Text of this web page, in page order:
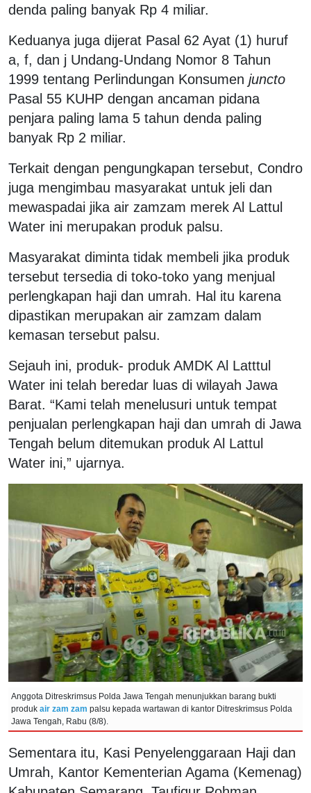
denda paling banyak Rp 4 miliar.
Keduanya juga dijerat Pasal 62 Ayat (1) huruf
a, f, dan j Undang-Undang Nomor 8 Tahun
1999 tentang Perlindungan Konsumen juncto
Pasal 55 KUHP dengan ancaman pidana
penjara paling lama 5 tahun denda paling
banyak Rp 2 miliar.
Terkait dengan pengungkapan tersebut, Condro
juga mengimbau masyarakat untuk jeli dan
mewaspadai jika air zamzam merek Al Lattul
Water ini merupakan produk palsu.
Masyarakat diminta tidak membeli jika produk
tersebut tersedia di toko-toko yang menjual
perlengkapan haji dan umrah. Hal itu karena
dipastikan merupakan air zamzam dalam
kemasan tersebut palsu.
Sejauh ini, produk- produk AMDK Al Latttul
Water ini telah beredar luas di wilayah Jawa
Barat. “Kami telah menelusuri untuk tempat
penjualan perlengkapan haji dan umrah di Jawa
Tengah belum ditemukan produk Al Lattul
Water ini,” ujarnya.
Anggota Ditreskrimsus Polda Jawa Tengah menunjukkan barang bukti
produk air zam zam palsu kepada wartawan di kantor Ditreskrimsus Polda
Jawa Tengah, Rabu (8/8).
Sementara itu, Kasi Penyelenggaraan Haji dan
Umrah, Kantor Kementerian Agama (Kemenag)